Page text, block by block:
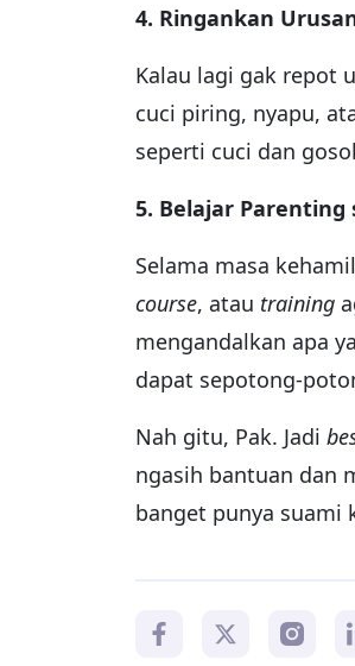
4. Ringankan
Kalau lagi gak repot
cuci piring, nyapu,
seperti cuci dan
5. Belajar Parenting
Selama masa
course, atau training
mengandalkan apa
dapat sepotong-
Nah gitu, Pak. Jadi
ngasih bantuan dan
banget punya suami